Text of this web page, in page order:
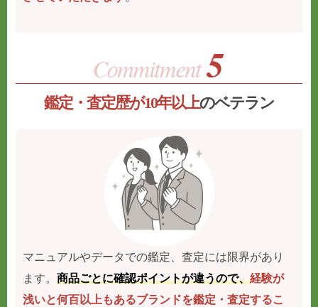
鑑定・査定歴が10年以上のベテラン
マニュアルやデータでの鑑定、査定には限界があり
ます。商品ごとに確認ポイントが違うので、経験が
浅いと何百以上もあるブランドを鑑定・査定するこ